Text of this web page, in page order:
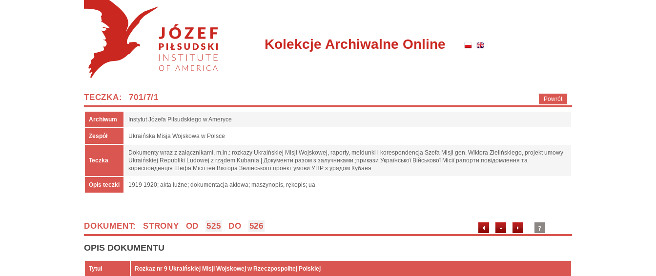
Kolekcje Archiwalne Online
Powrót
TECZKA: 701/7/1
Archiwum Instytut Józefa Piłsudskiego w Ameryce
Zespół Ukraińska Misja Wojskowa w Polsce
Teczka
Dokumenty wraz z załącznikami, m.in.: rozkazy Ukraińskiej Misji Wojskowej, raporty, meldunki i korespondencja Szefa Misji gen. Wiktora Zielińskiego, projekt umowy
Ukraińskiej Republiki Ludowej z rządem Kubania | Документи разом з залучниками.;прикази Української Військової Місії.рапорти.повідомлення та
кореспонденція Шефа Місії ген.Віктора Зелінського.проект умови УНР з урядом Кубаня
Opis teczki 1919 1920; akta luźne; dokumentacja aktowa; maszynopis, rękopis; ua
DOKUMENT: STRONY OD 525 DO 526
OPIS DOKUMENTU
Tytuł Rozkaz nr 9 Ukraińskiej Misji Wojskowej w Rzeczpospolitej Polskiej